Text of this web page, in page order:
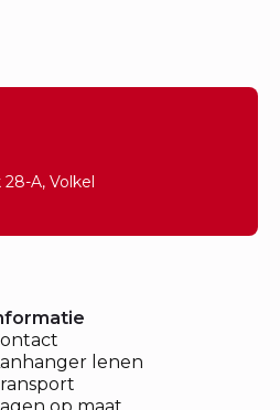
A, Volkel
lenen